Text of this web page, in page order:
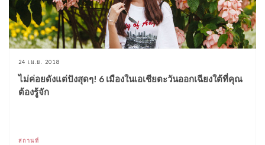
24 เม.ย. 2018
ไม่ค่อยดังแต่ปังสุดๆ! 6 เมืองในเอเชียตะวันออกเฉียงใต้ที่คุณ
ต้องรู้จัก
สถานที่